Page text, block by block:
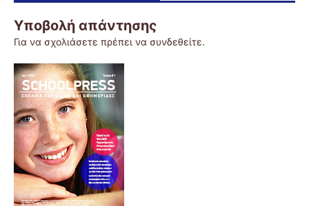
Υποβολή απάντησης
Για να σχολιάσετε πρέπει να συνδεθείτε.